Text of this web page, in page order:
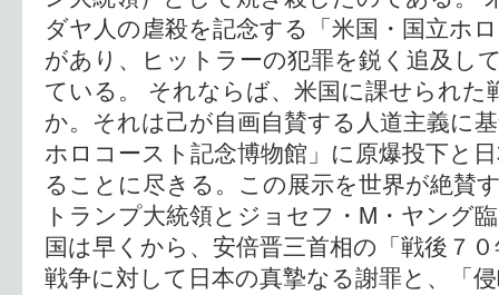
ダヤ人の虐殺を記念する「米国・国立ホ
があり、ヒットラーの犯罪を鋭く追及し
ている。 それならば、米国に課せられた
か。それは己が自画自賛する人道主義に
ホロコースト記念博物館」に原爆投下と
ることに尽きる。この展示を世界が絶賛
トランプ大統領とジョセフ・M・ヤング
国は早くから、安倍晋三首相の「戦後７
戦争に対して日本の真摯なる謝罪と、「